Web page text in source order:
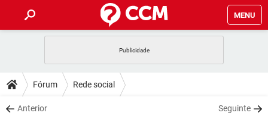
MENU
CELULAR
OUTLOOK
DICAS
JOGOS
DOWNLOADS
Fórum Rede social
Anterior Seguinte